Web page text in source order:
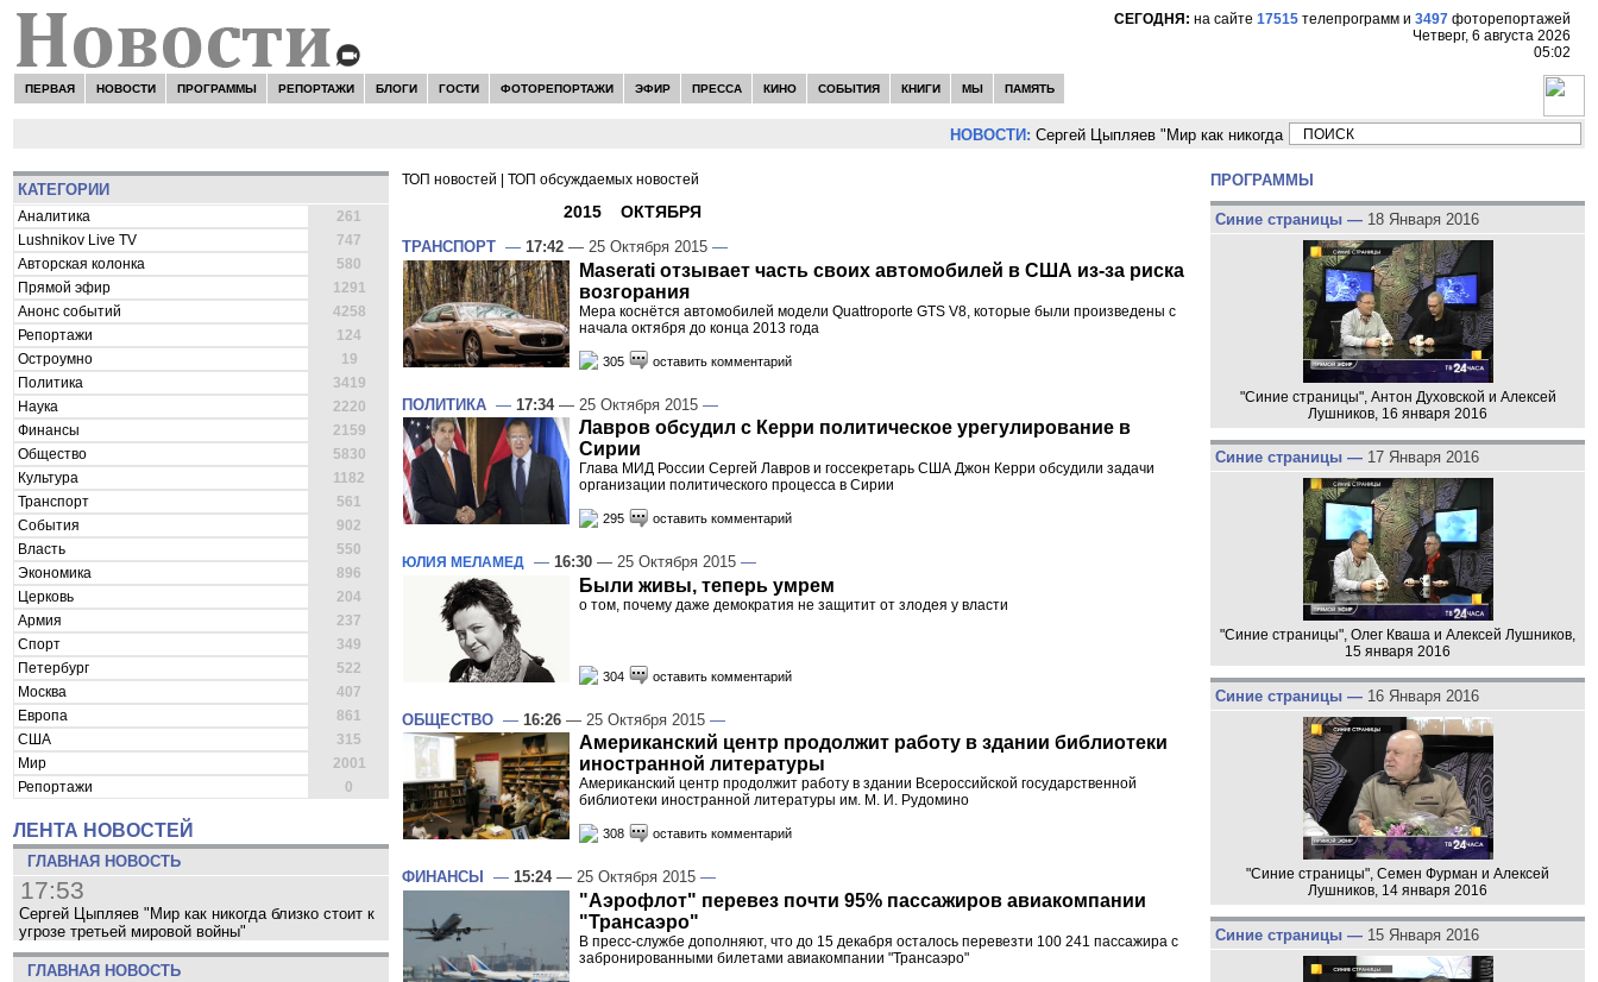
СЕГОДНЯ: на сайте 17515 телепрограмм и 3497 фоторепортажей
Четверг, 6 августа 2026
05:02
ПЕРВАЯ НОВОСТИ ПРОГРАММЫ РЕПОРТАЖИ БЛОГИ ГОСТИ ФОТОРЕПОРТАЖИ ЭФИР ПРЕССА КИНО СОБЫТИЯ КНИГИ МЫ ПАМЯТЬ
НОВОСТИ: Сергей Цыпляев "Мир как никогда близко стоит к угрозе третьей мировой войны"
КАТЕГОРИИ
Аналитика
261
Lushnikov Live TV
747
Авторская колонка
580
Прямой эфир
1291
Анонс событий
4258
Репортажи
124
Остроумно
19
Политика
3419
Наука
2220
Финансы
2159
Общество
5830
Культура
1182
Транспорт
561
События
902
Власть
550
Экономика
896
Церковь
204
Армия
237
Спорт
349
Петербург
522
Москва
407
Европа
861
США
315
Мир
2001
Репортажи
0
ЛЕНТА НОВОСТЕЙ
ГЛАВНАЯ НОВОСТЬ
17:53
Сергей Цыпляев "Мир как никогда близко стоит к
угрозе третьей мировой войны"
ГЛАВНАЯ НОВОСТЬ
ТОП новостей ТОП обсуждаемых новостей
2015 ОКТЯБРЯ
ТРАНСПОРТ — 17:42 — 25 Октября 2015 —
Maserati отзывает часть своих автомобилей в США из-за риска
возгорания
Мера коснётся автомобилей модели Quattroporte GTS V8, которые были произведены с
начала октября до конца 2013 года
305 оставить комментарий
ПОЛИТИКА — 17:34— 25 Октября 2015 —
Лавров обсудил с Керри политическое урегулирование в
Сирии
Глава МИД России Сергей Лавров и госсекретарь США Джон Керри обсудили задачи
организации политического процесса в Сирии
295 оставить комментарий
ЮЛИЯ МЕЛАМЕД — 16:30 — 25 Октября 2015 —
Были живы, теперь умрем
о том, почему даже демократия не защитит от злодея у власти
304 оставить комментарий
ОБЩЕСТВО — 16:26 — 25 Октября 2015 —
Американский центр продолжит работу в здании библиотеки
иностранной литературы
Американский центр продолжит работу в здании Всероссийской государственной
библиотеки иностранной литературы им. М. И. Рудомино
308 оставить комментарий
ФИНАНСЫ — 15:24— 25 Октября 2015 —
"Аэрофлот" перевез почти 95% пассажиров авиакомпании
"Трансаэро"
В пресс-службе дополняют, что до 15 декабря осталось перевезти 100 241 пассажира с
забронированными билетами авиакомпании "Трансаэро"
ПРОГРАММЫ
Синие страницы — 18 Января 2016
"Синие страницы", Антон Духовской и Алексей
Лушников, 16 января 2016
Синие страницы — 17 Января 2016
"Синие страницы", Олег Кваша и Алексей Лушников,
15 января 2016
Синие страницы — 16 Января 2016
"Синие страницы", Семен Фурман и Алексей
Лушников, 14 января 2016
Синие страницы — 15 Января 2016